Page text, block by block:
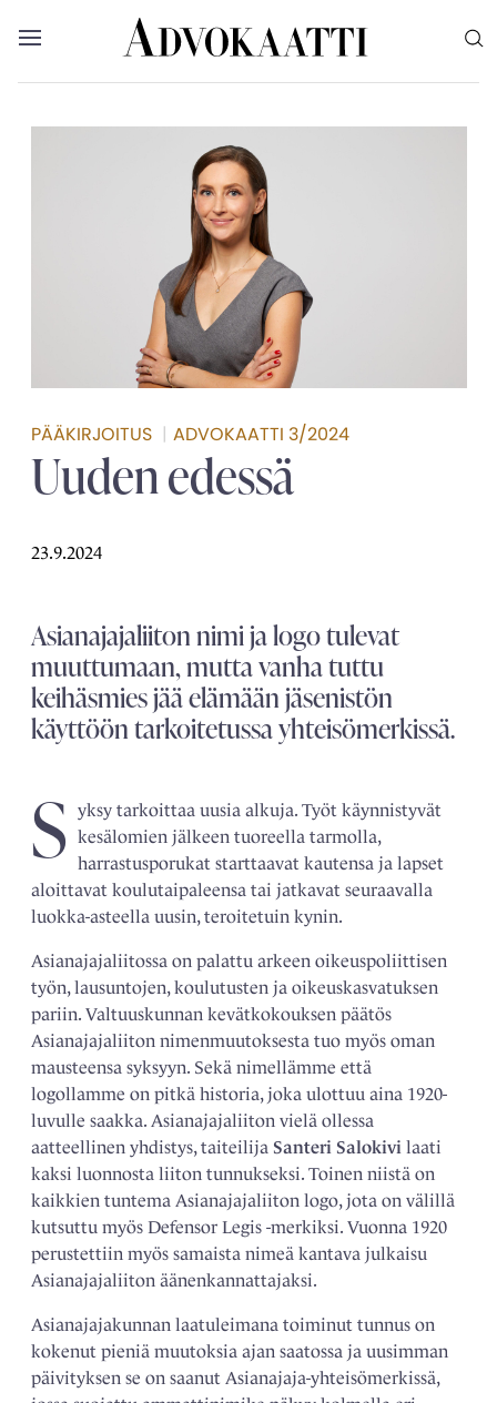
Avaa valikko
Valikon voit myös sulkea painamalla
Advokaatti etusivulle
PÄÄKIRJOITUS | ADVOKAATTI 3/2024
Uuden edessä
23.9.2024
Asianajajaliiton nimi ja logo tulevat
muuttumaan, mutta vanha tuttu
keihäsmies jää elämään jäsenistön
käyttöön tarkoitetussa yhteisömerkissä.
S
yksy tarkoittaa uusia alkuja. Työt käynnistyvät
kesälomien jälkeen tuoreella tarmolla,
harrastusporukat starttaavat kautensa ja lapset
aloittavat koulutaipaleensa tai jatkavat seuraavalla
luokka-asteella uusin, teroitetuin kynin.
Asianajajaliitossa on palattu arkeen oikeuspoliittisen
työn, lausuntojen, koulutusten ja oikeuskasvatuksen
pariin. Valtuuskunnan kevätkokouksen päätös
Asianajajaliiton nimenmuutoksesta tuo myös oman
mausteensa syksyyn. Sekä nimellämme että
logollamme on pitkä historia, joka ulottuu aina 1920-
luvulle saakka. Asianajajaliiton vielä ollessa
aatteellinen yhdistys, taiteilija Santeri Salokivi laati
kaksi luonnosta liiton tunnukseksi. Toinen niistä on
kaikkien tuntema Asianajajaliiton logo, jota on välillä
kutsuttu myös Defensor Legis -merkiksi. Vuonna 1920
perustettiin myös samaista nimeä kantava julkaisu
Asianajajaliiton äänenkannattajaksi.
Asianajajakunnan laatuleimana toiminut tunnus on
kokenut pieniä muutoksia ajan saatossa ja uusimman
päivityksen se on saanut Asianajaja-yhteisömerkissä,